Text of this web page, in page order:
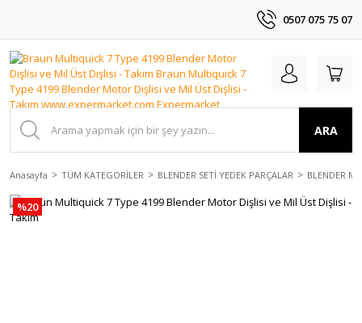
0507 075 75 07
ARA
Anasayfa TÜM KATEGORİLER BLENDER SETİ YEDEK PARÇALAR BLENDER
%20